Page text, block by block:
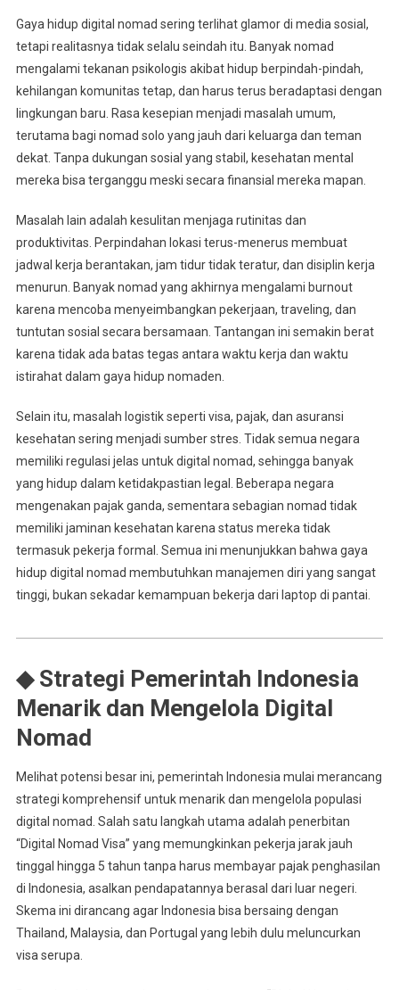
Gaya hidup digital nomad sering terlihat glamor di media sosial,
tetapi realitasnya tidak selalu seindah itu. Banyak nomad
mengalami tekanan psikologis akibat hidup berpindah-pindah,
kehilangan komunitas tetap, dan harus terus beradaptasi dengan
lingkungan baru. Rasa kesepian menjadi masalah umum,
terutama bagi nomad solo yang jauh dari keluarga dan teman
dekat. Tanpa dukungan sosial yang stabil, kesehatan mental
mereka bisa terganggu meski secara finansial mereka mapan.
Masalah lain adalah kesulitan menjaga rutinitas dan
produktivitas. Perpindahan lokasi terus-menerus membuat
jadwal kerja berantakan, jam tidur tidak teratur, dan disiplin kerja
menurun. Banyak nomad yang akhirnya mengalami burnout
karena mencoba menyeimbangkan pekerjaan, traveling, dan
tuntutan sosial secara bersamaan. Tantangan ini semakin berat
karena tidak ada batas tegas antara waktu kerja dan waktu
istirahat dalam gaya hidup nomaden.
Selain itu, masalah logistik seperti visa, pajak, dan asuransi
kesehatan sering menjadi sumber stres. Tidak semua negara
memiliki regulasi jelas untuk digital nomad, sehingga banyak
yang hidup dalam ketidakpastian legal. Beberapa negara
mengenakan pajak ganda, sementara sebagian nomad tidak
memiliki jaminan kesehatan karena status mereka tidak
termasuk pekerja formal. Semua ini menunjukkan bahwa gaya
hidup digital nomad membutuhkan manajemen diri yang sangat
tinggi, bukan sekadar kemampuan bekerja dari laptop di pantai.
◆ Strategi Pemerintah Indonesia
Menarik dan Mengelola Digital
Nomad
Melihat potensi besar ini, pemerintah Indonesia mulai merancang
strategi komprehensif untuk menarik dan mengelola populasi
digital nomad. Salah satu langkah utama adalah penerbitan
“Digital Nomad Visa” yang memungkinkan pekerja jarak jauh
tinggal hingga 5 tahun tanpa harus membayar pajak penghasilan
di Indonesia, asalkan pendapatannya berasal dari luar negeri.
Skema ini dirancang agar Indonesia bisa bersaing dengan
Thailand, Malaysia, dan Portugal yang lebih dulu meluncurkan
visa serupa.